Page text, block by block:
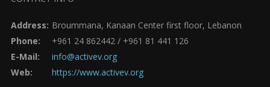
Address: Broummana, Kanaan Center first floor, Lebanon
Phone:
+961 24 862442 / +961 81 441 126
E-Mail:
info@activev.org
Web:
https://www.activev.org